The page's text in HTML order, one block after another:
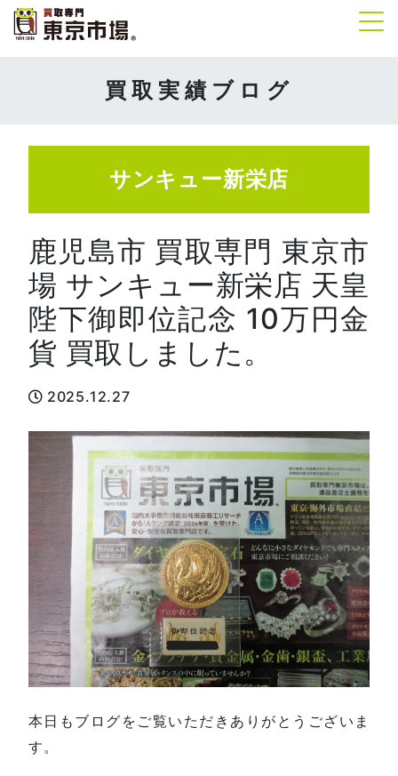
買取実績ブログ
サンキュー新栄店
鹿児島市 買取専門 東京市
場 サンキュー新栄店 天皇
陛下御即位記念 10万円金
貨 買取しました。
2025.12.27
本日もブログをご覧いただきありがとうございま
す。